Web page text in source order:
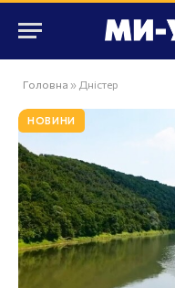
Головна » Дністер
НОВИНИ